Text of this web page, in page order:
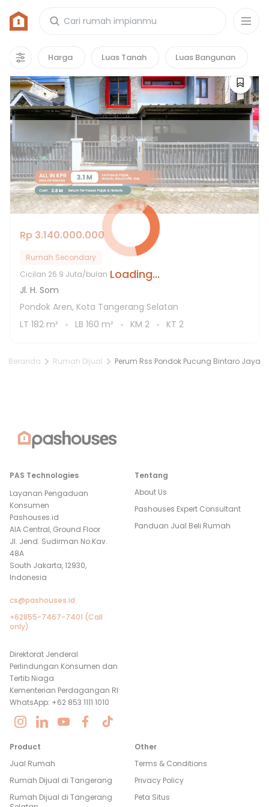
Harga Luas Tanah Luas Bangunan
Loading...
Rumah di Perum Rss Pondok Pucung Bintaro
Jaya
Rp 3.140.000.000
Rumah Secondary
Cicilan 26.9 Juta/bulan
Jl. H. Som
Pondok Aren, Kota Tangerang Selatan
LT 182 m² LB 160 m² KM 2 KT 2
Beranda Rumah Dijual Perum Rss Pondok Pucung Bintaro Jaya
PAS Technologies
Layanan Pengaduan
Konsumen
Pashouses.id
AIA Central, Ground Floor
Jl. Jend. Sudirman No.Kav.
48A
South Jakarta, 12930,
Indonesia
cs@pashouses.id
+62855-7467-7401 (Call
only)
Direktorat Jenderal
Perlindungan Konsumen dan
Tertib Niaga
Kementerian Perdagangan RI
WhatsApp: +62 853 1111 1010
Tentang
About Us
Pashouses Expert Consultant
Panduan Jual Beli Rumah
Product
Jual Rumah
Rumah Dijual di Tangerang
Rumah Dijual di Tangerang
Other
Terms & Conditions
Privacy Policy
Peta Situs